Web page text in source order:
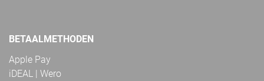
BETAALMETHODEN
Apple Pay
iDEAL | Wero